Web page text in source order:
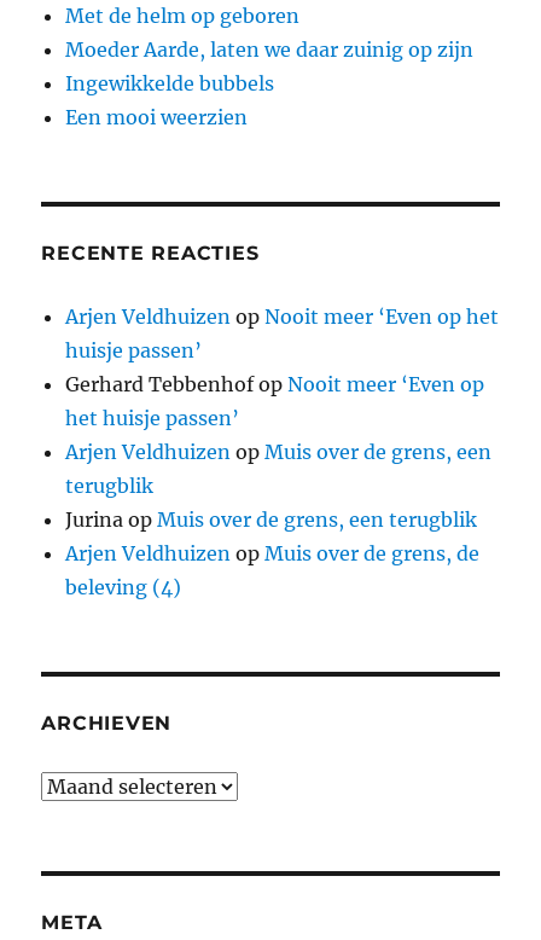
Met de helm op geboren
Moeder Aarde, laten we daar zuinig op zijn
Ingewikkelde bubbels
Een mooi weerzien
RECENTE REACTIES
Arjen Veldhuizen opNooit meer ‘Even op het
huisje passen’
Gerhard TebbenhofopNooit meer ‘Even op
het huisje passen’
Arjen Veldhuizen opMuis over de grens, een
terugblik
Jurina opMuis over de grens, een terugblik
Arjen Veldhuizen opMuis over de grens, de
beleving (4)
ARCHIEVEN
Archieven
META